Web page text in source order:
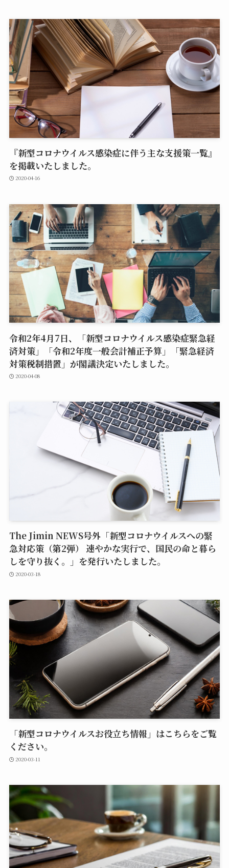
『新型コロナウイルス感染症に伴う主な支援策一覧』
を掲載いたしました。
2020-04-16
令和2年4月7日、「新型コロナウイルス感染症緊急経
済対策」「令和2年度一般会計補正予算」「緊急経済
対策税制措置」が閣議決定いたしました。
2020-04-08
The Jimin NEWS号外「新型コロナウイルスへの緊
急対応策（第2弾） 速やかな実行で、国民の命と暮ら
しを守り抜く。」を発行いたしました。
2020-03-18
「新型コロナウイルスお役立ち情報」はこちらをご覧
ください。
2020-03-11